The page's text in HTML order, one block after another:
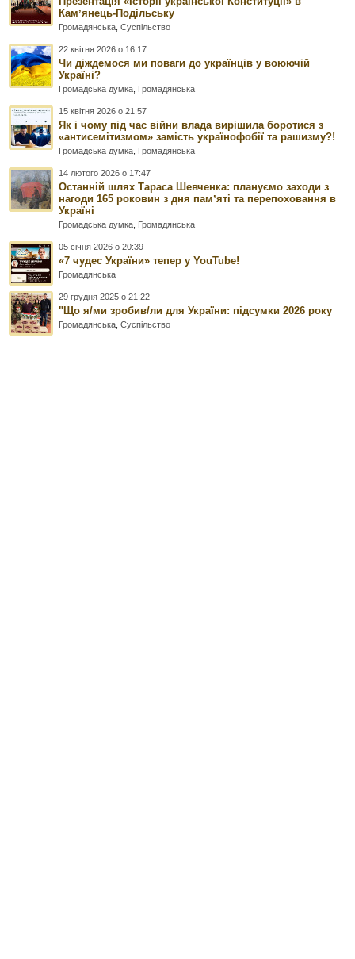
Камʼянець-Подільську
Громадянська,Суспільство
22 квітня 2026 о 16:17
Чи діждемося ми поваги до українців у воюючій
Україні?
Громадська думка, Громадянська
15 квітня 2026 о 21:57
Як і чому під час війни влада вирішила боротися з
«антисемітизмом» замість українофобії та рашизму?!
Громадська думка, Громадянська
14 лютого 2026 о 17:47
Останній шлях Тараса Шевченка: плануємо заходи з
нагоди 165 роковин з дня памʼяті та перепоховання в
Україні
Громадська думка, Громадянська
05 січня 2026 о 20:39
«7 чудес України» тепер у YouTube!
Громадянська
29 грудня 2025 о 21:22
"Що я/ми зробив/ли для України: підсумки 2026 року
Громадянська,Суспільство